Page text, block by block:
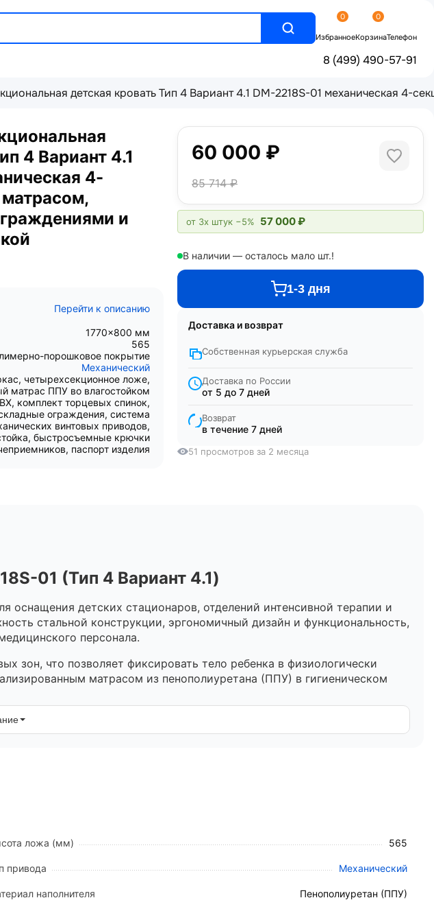
0
Избранное
0
КорзинаТелефон
8 (499) 490-57-91
детская кровать Тип 4 Вариант 4.1 DM-2218S-01 механическая
4 Вариант 4.1
4-
и
Перейти к описанию
1770×800 мм
565
порошковое покрытие
Механический
четырехсекционное ложе,
матрас ППУ во влагостойком
комплект торцевых спинок,
ограждения, система
винтовых приводов,
быстросъемные крючки
паспорт изделия
60 000 ₽
85 714 ₽
от 3х штук −5% 57 000 ₽
В наличии — осталось мало шт.!
1-3 дня
Доставка и возврат
Собственная курьерская служба
Доставка по России
от 5 до 7 дней
Возврат
в течение 7 дней
51 просмотров за 2 месяца
01 (Тип 4 Вариант 4.1)
оснащения детских стационаров, отделений интенсивной терапии и
стальной конструкции, эргономичный дизайн и функциональность,
персонала.
зон, что позволяет фиксировать тело ребенка в физиологически
матрасом из пенополиуретана (ППУ) в гигиеническом
ложа (мм) 565
привода Механический
наполнителя Пенополиуретан (ППУ)